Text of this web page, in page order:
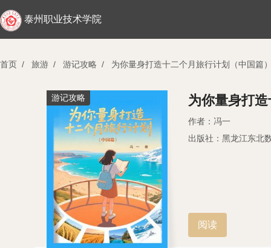
泰州职业技术学院
首页 / 旅游 / 游记攻略 / 为你量身打造十二个月旅行计划（中国篇
游记攻略 为你量身打
作者：冯一
出版社：黑龙江东北
阅读